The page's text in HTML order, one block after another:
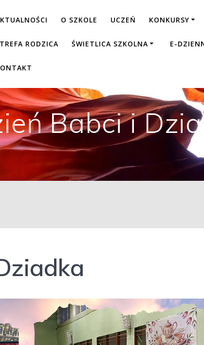
O SZKOLE UCZEŃ KONKURSY
RODZICA ŚWIETLICA SZKOLNA E-
Babci i